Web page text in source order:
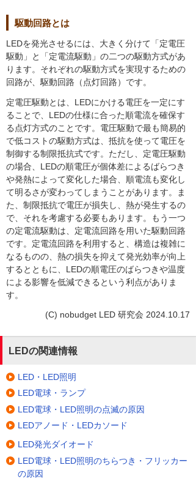
駆動回路とは
LEDを発光させるには、大きく分けて「定電圧
駆動」と「定電流駆動」の二つの駆動方式があ
ります。それぞれの駆動方式を実現するための
回路が、駆動回路（点灯回路）です。
定電圧駆動とは、LEDにかける電圧を一定にす
ることで、LEDの仕様に合った順電流を確保す
る点灯方式のことです。電圧駆動で最も簡易的
で低コストの駆動方式は、抵抗を使って電圧を
制御する制限抵抗式です。ただし、定電圧駆動
の場合、LEDの順電圧が個体差によるばらつき
や発熱によって変化した場合、順電流も変化し
て明るさが変わってしまうことがあります。ま
た、制限抵抗で電圧が損失し、熱が発生するの
で、それを考慮する必要もあります。もう一つ
の定電流駆動は、定電流回路を用いた駆動回路
です。定電流回路を利用すると、構造は複雑に
なるものの、熱の損失を抑えて発光効率が向上
するとともに、LEDの順電圧のばらつきや温度
による影響を低減できるという利点がありま
す。
(C) nobudget LED 研究会 2024.10.17
LEDの関連情報
LED・LED照明
LED電球・ランプ
LED電球・LED照明の点滅の原因
LEDアノード・LEDカソード
LED発光ダイオード
LED電球・LED照明のちらつき・フリッカー
の原因